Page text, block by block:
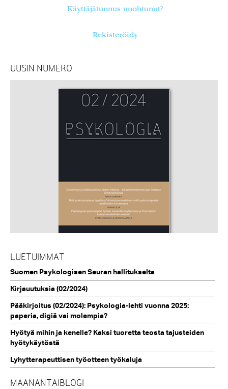
Käyttäjätunnus unohtunut?
Rekisteröidy
UUSIN NUMERO
LUETUIMMAT
Suomen Psykologisen Seuran hallitukselta
Kirjauutuksia (02/2024)
Pääkirjoitus (02/2024): Psykologia-lehti vuonna 2025:
paperia, digiä vai molempia?
Hyötyä mihin ja kenelle? Kaksi tuoretta teosta tajusteiden
hyötykäytöstä
Lyhytterapeuttisen työotteen työkaluja
MAANANTAIBLOGI